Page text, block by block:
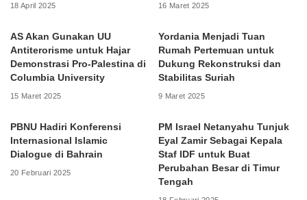
18 April 2025 16 Maret 2025
AS Akan Gunakan UU
Antiterorisme untuk Hajar
Demonstrasi Pro-Palestina di
Columbia University
15 Maret 2025
Yordania Menjadi Tuan
Rumah Pertemuan untuk
Dukung Rekonstruksi dan
Stabilitas Suriah
9 Maret 2025
PBNU Hadiri Konferensi
Internasional Islamic
Dialogue di Bahrain
20 Februari 2025
PM Israel Netanyahu Tunjuk
Eyal Zamir Sebagai Kepala
Staf IDF untuk Buat
Perubahan Besar di Timur
Tengah